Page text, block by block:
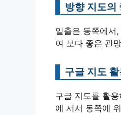
방향 지도의
일출은 동쪽에서
여 보다 좋은 관
구글 지도
구글 지도를 활
에 서서 동쪽에